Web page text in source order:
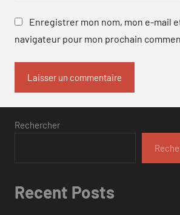
Enregistrer mon nom, mon e-mail
navigateur pour mon prochain
Rechercher
Recent Posts